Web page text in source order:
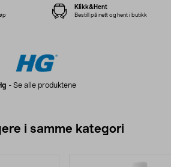
- Se alle produktene
Klikk&Hent
Bestill på nett og hent i butikk
i samme kategori